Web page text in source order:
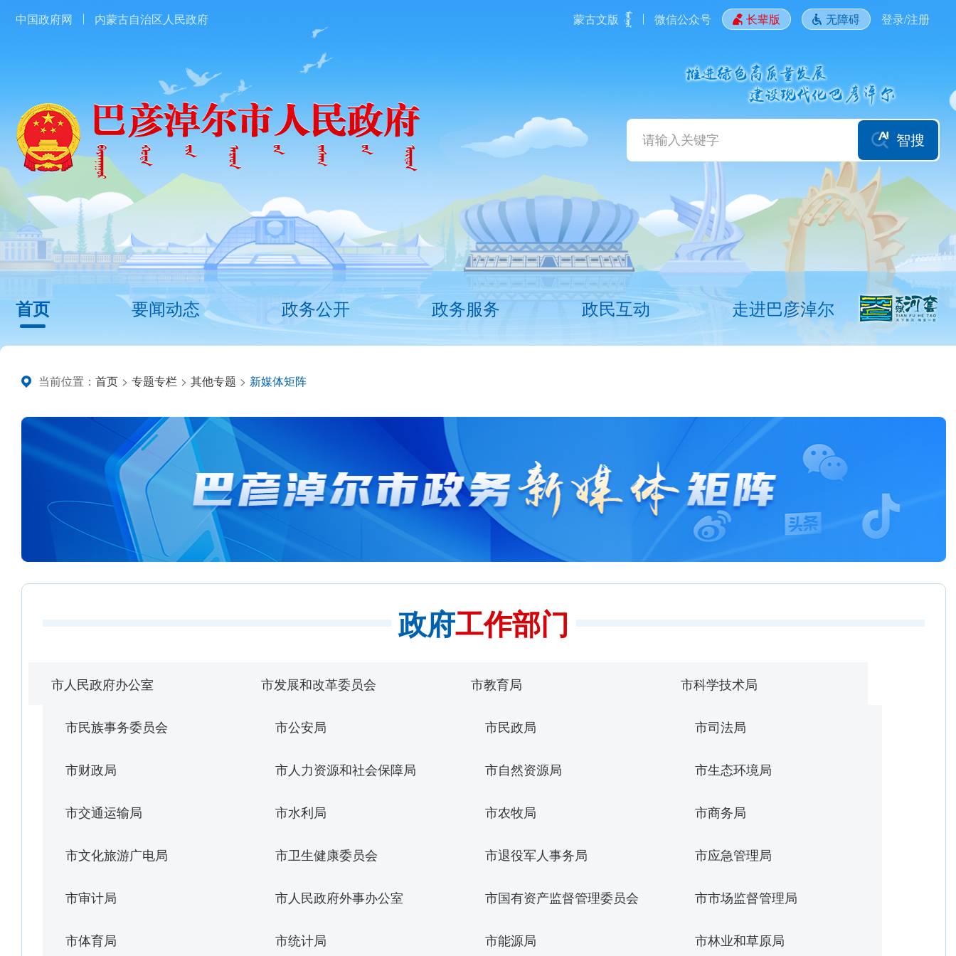
中国政府网 内蒙古自治区人民政府 蒙古文版 微信公众号 长辈版 无障碍 登录/注册
智搜
首页 要闻动态 政务公开 政务服务 政民互动 走进巴彦淖尔
当前位置： 首页 > 专题专栏 > 其他专题 > 新媒体矩阵
政府工作部门
市人民政府办公室 市发展和改革委员会 市教育局 市科学技术局
市民族事务委员会 市公安局 市民政局 市司法局
市财政局 市人力资源和社会保障局 市自然资源局 市生态环境局
市交通运输局 市水利局 市农牧局 市商务局
市文化旅游广电局 市卫生健康委员会 市退役军人事务局 市应急管理局
市审计局 市人民政府外事办公室 市国有资产监督管理委员会 市市场监督管理局
市体育局 市统计局 市能源局 市林业和草原局